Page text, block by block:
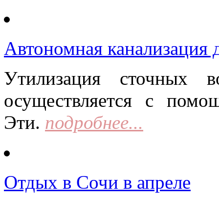
Автономная канализация
Утилизация сточных
осуществляется с
Эти. подробнее...
Отдых в Сочи в апреле